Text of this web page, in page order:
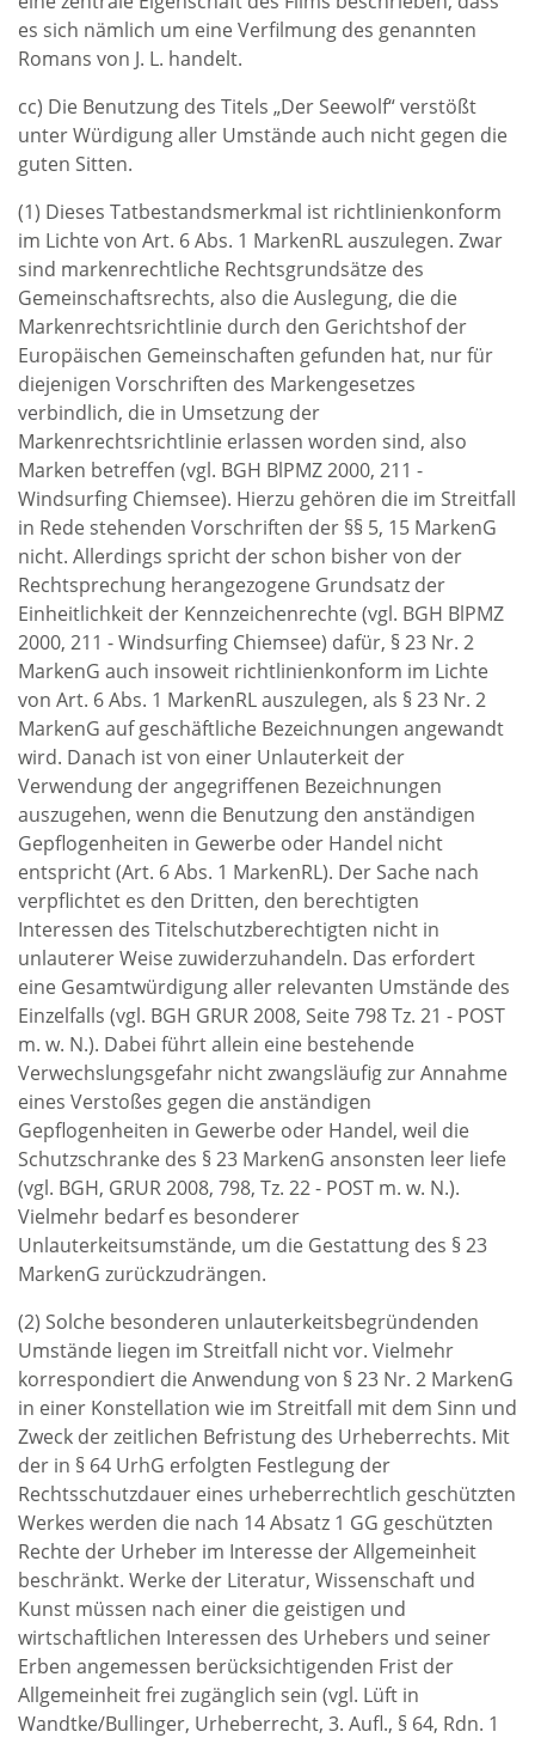
es sich nämlich um eine Verfilmung des genannten
Romans von J. L. handelt.
cc) Die Benutzung des Titels „Der Seewolf“ verstößt
unter Würdigung aller Umstände auch nicht gegen die
guten Sitten.
(1) Dieses Tatbestandsmerkmal ist richtlinienkonform
im Lichte von Art. 6 Abs. 1 MarkenRL auszulegen. Zwar
sind markenrechtliche Rechtsgrundsätze des
Gemeinschaftsrechts, also die Auslegung, die die
Markenrechtsrichtlinie durch den Gerichtshof der
Europäischen Gemeinschaften gefunden hat, nur für
diejenigen Vorschriften des Markengesetzes
verbindlich, die in Umsetzung der
Markenrechtsrichtlinie erlassen worden sind, also
Marken betreffen (vgl. BGH BlPMZ 2000, 211 -
Windsurfing Chiemsee). Hierzu gehören die im Streitfall
in Rede stehenden Vorschriften der §§ 5, 15 MarkenG
nicht. Allerdings spricht der schon bisher von der
Rechtsprechung herangezogene Grundsatz der
Einheitlichkeit der Kennzeichenrechte (vgl. BGH BlPMZ
2000, 211 - Windsurfing Chiemsee) dafür, § 23 Nr. 2
MarkenG auch insoweit richtlinienkonform im Lichte
von Art. 6 Abs. 1 MarkenRL auszulegen, als § 23 Nr. 2
MarkenG auf geschäftliche Bezeichnungen angewandt
wird. Danach ist von einer Unlauterkeit der
Verwendung der angegriffenen Bezeichnungen
auszugehen, wenn die Benutzung den anständigen
Gepflogenheiten in Gewerbe oder Handel nicht
entspricht (Art. 6 Abs. 1 MarkenRL). Der Sache nach
verpflichtet es den Dritten, den berechtigten
Interessen des Titelschutzberechtigten nicht in
unlauterer Weise zuwiderzuhandeln. Das erfordert
eine Gesamtwürdigung aller relevanten Umstände des
Einzelfalls (vgl. BGH GRUR 2008, Seite 798 Tz. 21 - POST
m. w. N.). Dabei führt allein eine bestehende
Verwechslungsgefahr nicht zwangsläufig zur Annahme
eines Verstoßes gegen die anständigen
Gepflogenheiten in Gewerbe oder Handel, weil die
Schutzschranke des § 23 MarkenG ansonsten leer liefe
(vgl. BGH, GRUR 2008, 798, Tz. 22 - POST m. w. N.).
Vielmehr bedarf es besonderer
Unlauterkeitsumstände, um die Gestattung des § 23
MarkenG zurückzudrängen.
(2) Solche besonderen unlauterkeitsbegründenden
Umstände liegen im Streitfall nicht vor. Vielmehr
korrespondiert die Anwendung von § 23 Nr. 2 MarkenG
in einer Konstellation wie im Streitfall mit dem Sinn und
Zweck der zeitlichen Befristung des Urheberrechts. Mit
der in § 64 UrhG erfolgten Festlegung der
Rechtsschutzdauer eines urheberrechtlich geschützten
Werkes werden die nach 14 Absatz 1 GG geschützten
Rechte der Urheber im Interesse der Allgemeinheit
beschränkt. Werke der Literatur, Wissenschaft und
Kunst müssen nach einer die geistigen und
wirtschaftlichen Interessen des Urhebers und seiner
Erben angemessen berücksichtigenden Frist der
Allgemeinheit frei zugänglich sein (vgl. Lüft in
Wandtke/Bullinger, Urheberrecht, 3. Aufl., § 64, Rdn. 1